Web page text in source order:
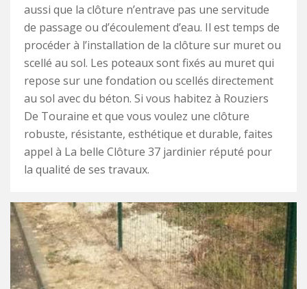
aussi que la clôture n’entrave pas une servitude
de passage ou d’écoulement d’eau. Il est temps de
procéder à l’installation de la clôture sur muret ou
scellé au sol. Les poteaux sont fixés au muret qui
repose sur une fondation ou scellés directement
au sol avec du béton. Si vous habitez à Rouziers
De Touraine et que vous voulez une clôture
robuste, résistante, esthétique et durable, faites
appel à La belle Clôture 37 jardinier réputé pour
la qualité de ses travaux.